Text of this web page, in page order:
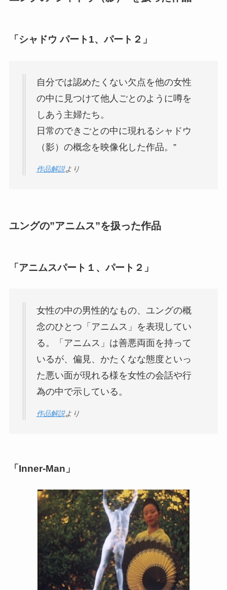
「シャドウ パート1、パート２」
自分では認めたくない欠点を他の女性
の中に見つけて他人ごとのように噂を
しあう主婦たち。
日常のできごとの中に現れるシャドウ
（影）の概念を映像化した作品。”
作品解説より
ユングの”アニムス”を扱った作品
「アニムスパート１、パート２」
女性の中の男性的なもの、ユングの概
念のひとつ「アニムス」を表現してい
る。「アニムス」は善悪両面を持って
いるが、偏見、かたくなな態度といっ
た悪い面が現れる様を女性の会話や行
為の中で示している。
作品解説より
「Inner-Man」